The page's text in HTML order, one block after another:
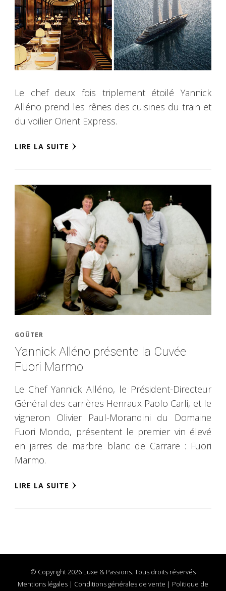
Le chef deux fois triplement étoilé Yannick
Alléno prend les rênes des cuisines du train et
du voilier Orient Express.
LIRE LA SUITE
GOÛTER
Yannick Alléno présente la Cuvée
Fuori Marmo
Le Chef Yannick Alléno, le Président-Directeur
Général des carrières Henraux Paolo Carli, et le
vigneron Olivier Paul-Morandini du Domaine
Fuori Mondo, présentent le premier vin élevé
en jarres de marbre blanc de Carrare : Fuori
Marmo.
LIRE LA SUITE
© Copyright 2026 Luxe & Passions. Tous droits réservés
Mentions légales | Conditions générales de vente | Politique de